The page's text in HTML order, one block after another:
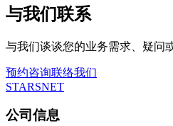
与我们联系
与我们谈谈您的业务需求、疑问
预约咨询联络我们
STARSNET
公司信息